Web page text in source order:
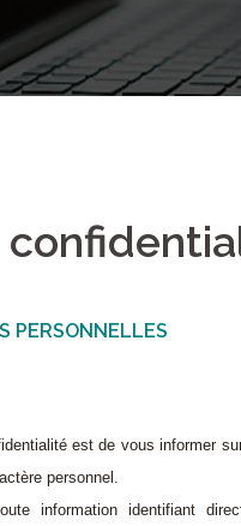
PERSONNELLES
est de vous informer
personnel.
information identifiant